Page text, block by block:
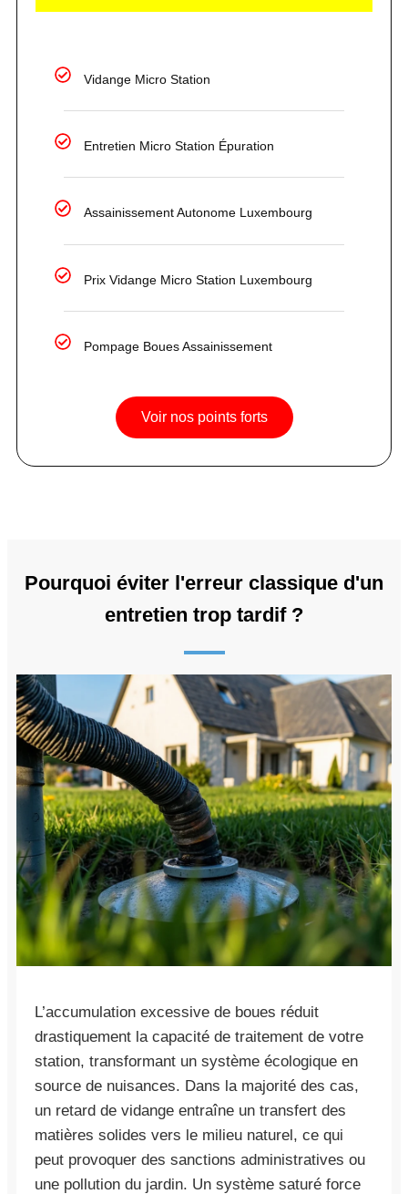
Vidange Micro Station
Entretien Micro Station Épuration
Assainissement Autonome Luxembourg
Prix Vidange Micro Station Luxembourg
Pompage Boues Assainissement
Voir nos points forts
Pourquoi éviter l'erreur classique d'un
entretien trop tardif ?
L’accumulation excessive de boues réduit
drastiquement la capacité de traitement de votre
station, transformant un système écologique en
source de nuisances. Dans la majorité des cas,
un retard de vidange entraîne un transfert des
matières solides vers le milieu naturel, ce qui
peut provoquer des sanctions administratives ou
une pollution du jardin. Un système saturé force